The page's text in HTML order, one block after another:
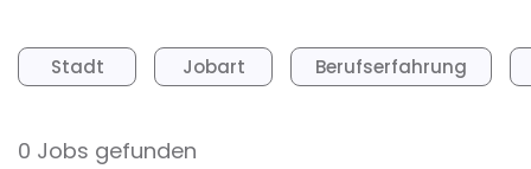
Stadt Jobart Berufserfahrung
0 Jobs gefunden